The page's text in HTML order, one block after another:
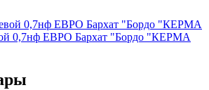
0,7нф ЕВРО Бархат "Бордо "КЕРМА